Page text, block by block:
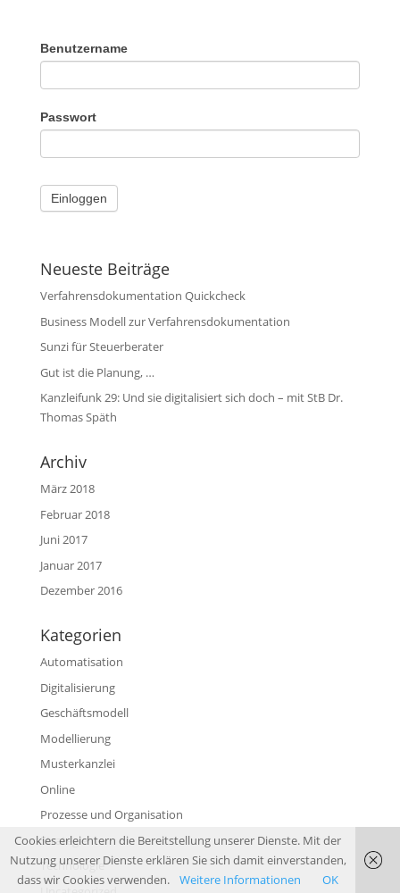
Benutzername
Passwort
Neueste Beiträge
Verfahrensdokumentation Quickcheck
Business Modell zur Verfahrensdokumentation
Sunzi für Steuerberater
Gut ist die Planung, …
Kanzleifunk 29: Und sie digitalisiert sich doch – mit StB Dr.
Thomas Späth
Archiv
März 2018
Februar 2018
Juni 2017
Januar 2017
Dezember 2016
Kategorien
Automatisation
Digitalisierung
Geschäftsmodell
Modellierung
Musterkanzlei
Online
Prozesse und Organisation
Strategie
Technologie
Cookies erleichtern die Bereitstellung unserer Dienste. Mit der
Nutzung unserer Dienste erklären Sie sich damit einverstanden,
dass wir Cookies verwenden.
Weitere Informationen OK